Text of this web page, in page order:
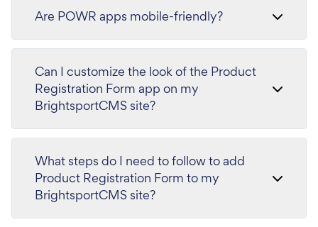
Are POWR apps mobile-friendly?
Can I customize the look of the Product
Registration Form app on my
BrightsportCMS site?
What steps do I need to follow to add
Product Registration Form to my
BrightsportCMS site?